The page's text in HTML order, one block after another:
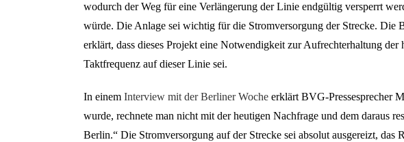
wodurch der Weg für eine Verlängerung der Linie endgültig versperrt
würde. Die Anlage sei wichtig für die Stromversorgung der Strecke. Die
erklärt, dass dieses Projekt eine Notwendigkeit zur Aufrechterhaltung der
Taktfrequenz auf dieser Linie sei.
In einem Interview mit der Berliner Woche erklärt BVG-Pressesprecher
wurde, rechnete man nicht mit der heutigen Nachfrage und dem daraus
Berlin.“ Die Stromversorgung auf der Strecke sei absolut ausgereizt,